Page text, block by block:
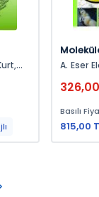
A. Eser Elçin,
Basılı
815,00